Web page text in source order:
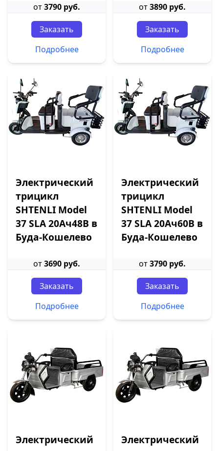
от3790 руб.
Заказать
Подробнее
от3890 руб.
Заказать
Подробнее
Электрический
трицикл
SHTENLI Model
37 SLA 20Ач48В в
Буда-Кошелево
от3690 руб.
Заказать
Подробнее
Электрический
трицикл
SHTENLI Model
37 SLA 20Ач60В в
Буда-Кошелево
от3790 руб.
Заказать
Подробнее
Электрический
Электрический